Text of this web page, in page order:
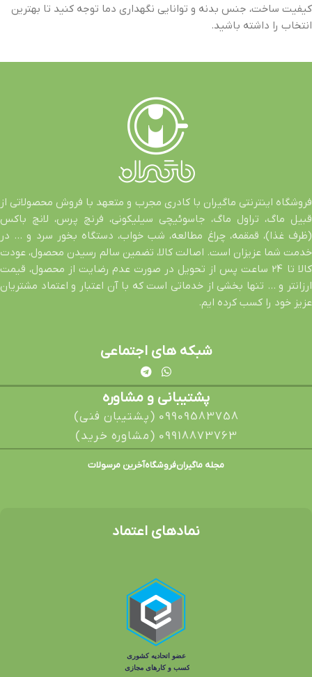
کیفیت ساخت، جنس بدنه و توانایی نگهداری دما توجه کنید تا بهترین
انتخاب را داشته باشید.
فروشگاه اینترنتی ماگیران با کادری مجرب و متعهد با فروش محصولاتی از
قبیل ماگ، تراول ماگ، جاسوئیچی سیلیکونی، فرنچ پرس، لانچ باکس
(ظرف غذا)، قمقمه، چراغ مطالعه، شب خواب، دستگاه بخور سرد و … در
خدمت شما عزیزان است. اصالت کالا، تضمین سالم رسیدن محصول، عودت
کالا تا 24 ساعت پس از تحویل در صورت عدم رضایت از محصول، قیمت
ارزانتر و … تنها بخشی از خدماتی است که با آن اعتبار و اعتماد مشتریان
عزیز خود را کسب کرده ایم.
شبکه های اجتماعی
پشتیبانی و مشاوره
09909583758 (پشتیبان فنی)
09918873763 (مشاوره خرید)
مجله ماگیرانفروشگاهآخرین مرسولات
نمادهای اعتماد